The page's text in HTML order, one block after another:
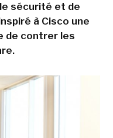
sécurité et de
à Cisco une
de contrer les